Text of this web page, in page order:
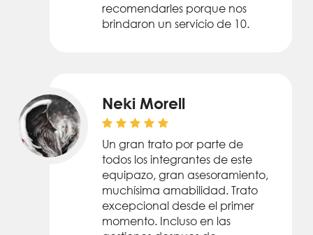
recomendarles porque nos
brindaron un servicio de 10.
Neki Morell
Un gran trato por parte de
todos los integrantes de este
equipazo, gran asesoramiento,
muchísima amabilidad. Trato
excepcional desde el primer
momento. Incluso en las